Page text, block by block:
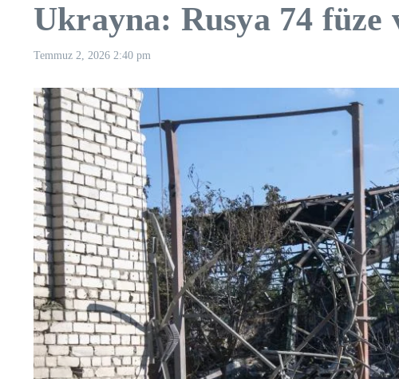
Ukrayna: Rusya 74 füze
Temmuz 2, 2026 2:40 pm